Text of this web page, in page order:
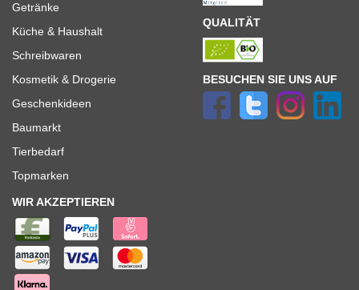
Getränke
Küche & Haushalt
Schreibwaren
Kosmetik & Drogerie
Geschenkideen
Baumarkt
Tierbedarf
Topmarken
QUALITÄT
BESUCHEN SIE UNS AUF
WIR AKZEPTIEREN